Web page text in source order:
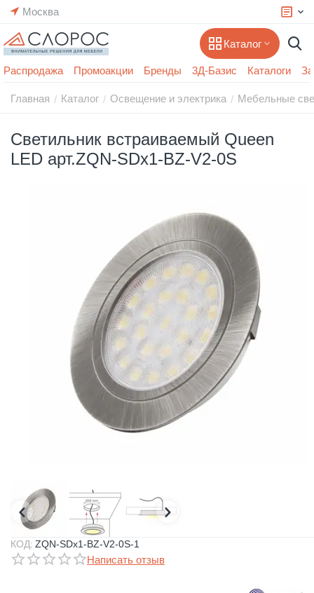
Москва
Каталог
Распродажа Промоакции Бренды 3Д-Базис Каталоги
Главная / Каталог / Освещение и электрика / Мебельные
Светильник встраиваемый Queen
LED арт.ZQN-SDx1-BZ-V2-0S
КОД: ZQN-SDx1-BZ-V2-0S-1
Написать отзыв